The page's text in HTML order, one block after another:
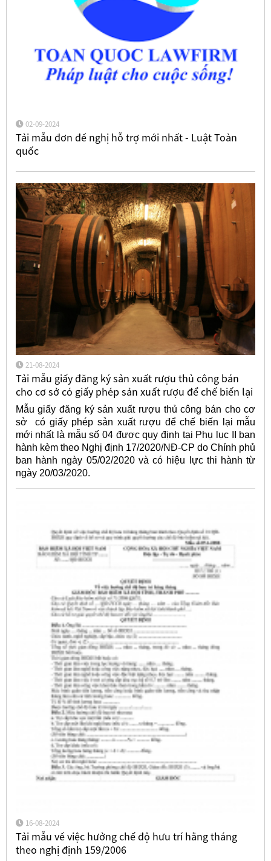
02-09-2024
Tải mẫu đơn đề nghị hỗ trợ mới nhất - Luật Toàn
quốc
21-08-2024
Tải mẫu giấy đăng ký sản xuất rượu thủ công bán
cho cơ sở có giấy phép sản xuất rượu để chế biến lại
Mẫu giấy đăng ký sản xuất rượu thủ công bán cho cơ
sở có giấy phép sản xuất rượu để chế biến lại mẫu
mới nhất là mẫu số 04 được quy định tại Phụ lục II ban
hành kèm theo Nghị định 17/2020/NĐ-CP do Chính phủ
ban hành ngày 05/02/2020 và có hiệu lực thi hành từ
ngày 20/03/2020.
16-08-2024
Tải mẫu về việc hưởng chế độ hưu trí hằng tháng
theo nghị định 159/2006